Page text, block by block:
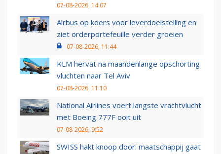
07-08-2026, 14:07
Airbus op koers voor leverdoelstelling en
ziet orderportefeuille verder groeien
07-08-2026, 11:44
KLM hervat na maandenlange opschorting
vluchten naar Tel Aviv
07-08-2026, 11:10
National Airlines voert langste vrachtvlucht
met Boeing 777F ooit uit
07-08-2026, 9:52
SWISS hakt knoop door: maatschappij gaat